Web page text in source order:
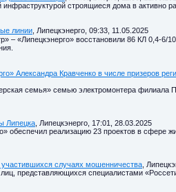
строящиеся дома в активно
линии , Липецкэнерго, 09:33, 11.05.2025
– «Липецкэнерго» восстановили 86 КЛ 0,4-6/
Александра Кравченко в числе призеров
семья» семью электромонтера филиала
Липецка , Липецкэнерго, 17:01, 28.03.2025
обеспечил реализацию 23 проектов в сфере
случаях мошенничества ,
представляющихся специалистами